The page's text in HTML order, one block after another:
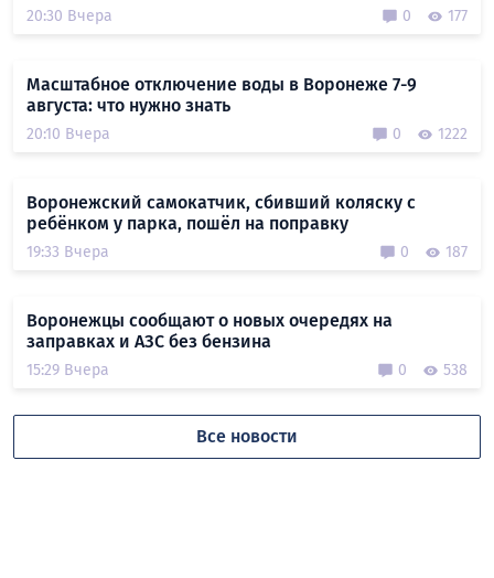
20:30 Вчера 0 177
Масштабное отключение воды в Воронеже 7-9
августа: что нужно знать
20:10 Вчера 0 1222
Воронежский самокатчик, сбивший коляску с
ребёнком у парка, пошёл на поправку
19:33 Вчера 0 187
Воронежцы сообщают о новых очередях на
заправках и АЗС без бензина
15:29 Вчера 0 538
Все новости